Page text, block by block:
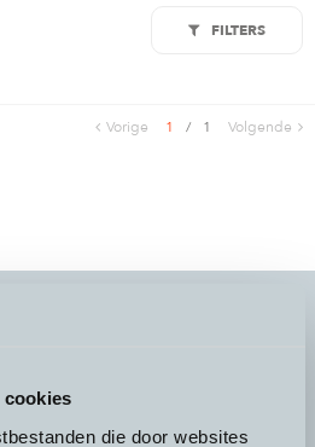
cookies
die door websites
FILTERS
Vorige 1 / 1 Volgende